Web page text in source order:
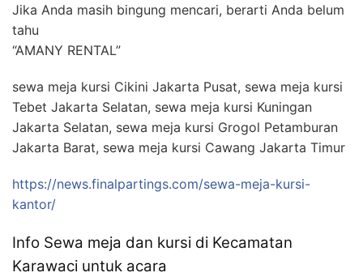
Jika Anda masih bingung mencari, berarti Anda belum
tahu
“AMANY RENTAL”
sewa meja kursi Cikini Jakarta Pusat, sewa meja kursi
Tebet Jakarta Selatan, sewa meja kursi Kuningan
Jakarta Selatan, sewa meja kursi Grogol Petamburan
Jakarta Barat, sewa meja kursi Cawang Jakarta Timur
https://news.finalpartings.com/sewa-meja-kursi-
kantor/
Info Sewa meja dan kursi di Kecamatan
Karawaci untuk acara